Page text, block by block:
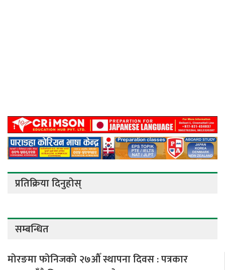
प्रतिक्रिया दिनुहोस्
सम्बन्धित
मोरङमा फोनिजको २७औँ स्थापना दिवस : पत्रकार